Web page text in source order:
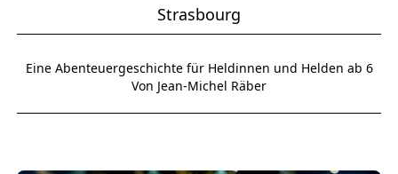
Strasbourg
Eine Abenteuergeschichte für Heldinnen und Helden ab 6
Von Jean-Michel Räber